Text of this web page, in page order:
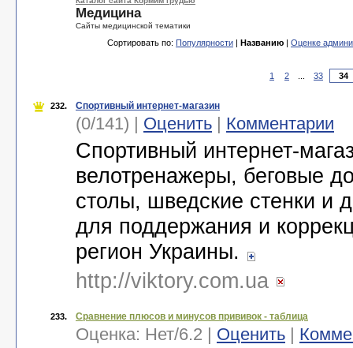
Медицина
Сайты медицинской тематики
Сортировать по: Популярности | Названию | Оценке
1 2 33
232. Спортивный интернет-магазин
(0/141) | Оценить | Комментарии
Спортивный интернет-
велотренажеры, беговые
столы, шведские стенки и
для поддержания и
регион Украины.
http://viktory.com.ua
233. Сравнение плюсов и минусов прививок - таблица
Оценка: Нет/6.2 | Оценить |